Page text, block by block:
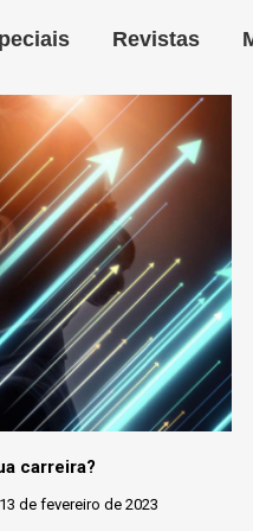
Revistas
carreira?
13 de fevereiro de 2023